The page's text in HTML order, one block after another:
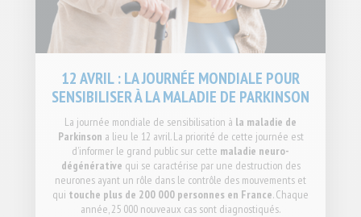
12 AVRIL : LA JOURNÉE MONDIALE POUR
SENSIBILISER À LA MALADIE DE PARKINSON
La journée mondiale de sensibilisation à la maladie de
Parkinson a lieu le 12 avril. La priorité de cette journée est
d’informer le grand public sur cette maladie neuro-
dégénérative qui se caractérise par une destruction des
neurones ayant un rôle dans le contrôle des mouvements et
qui touche plus de 200 000 personnes en France. Chaque
année, 25 000 nouveaux cas sont diagnostiqués.